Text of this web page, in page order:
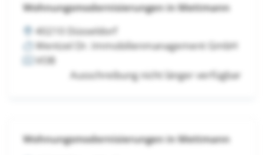
Wohnungsmodernisierungen in Mettmann
40210 Düsseldorf
Wentzel Dr. Immobilienmanagement GmbH
VOB
Ausschreibung nicht länger verfügbar
Wohnungsmodernisierungen in Mettmann